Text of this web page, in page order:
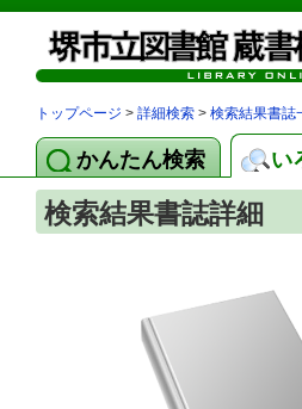
トップページ > 詳細検索 > 検索結果書誌
かんたん検索 い
検索結果書誌詳細